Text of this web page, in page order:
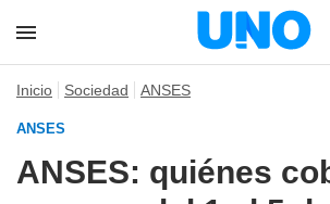
Inicio Sociedad ANSES
ANSES
ANSES: quiénes